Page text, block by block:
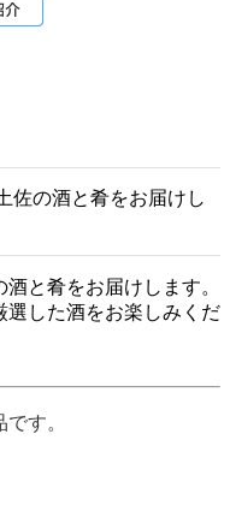
佐の酒と肴をお届けし
と肴をお届けします。
選した酒をお楽しみくだ
す。